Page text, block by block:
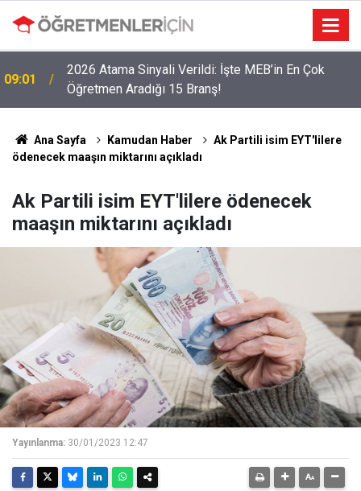
09:01
2026 Atama Sinyali Verildi: İşte MEB’in En Çok
Öğretmen Aradığı 15 Branş!
Ana Sayfa Kamudan Haber
Ak Partili isim EYT'lilere
ödenecek maaşın miktarını açıkladı
Ak Partili isim EYT'lilere ödenecek
maaşın miktarını açıkladı
Yayınlanma: 30/01/2023 12:47